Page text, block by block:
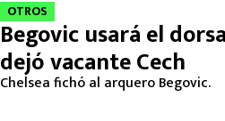
OTROS
Begovic usará el
dejó vacante Cech
Chelsea fichó al arquero Begovic.